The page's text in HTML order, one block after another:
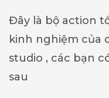
Đây là bộ action
kinh nghiệm của
studio , các bạn
sau